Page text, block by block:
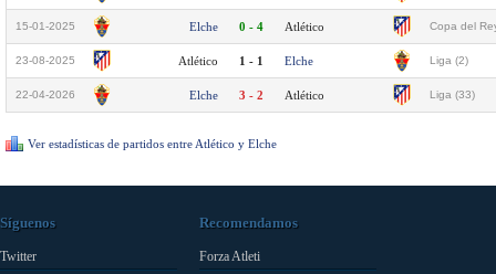
15-01-2025 Elche 0 - 4 Atlético Copa del
23-08-2025 Atlético 1 - 1 Elche Liga (2)
22-04-2026 Elche 3 - 2 Atlético Liga (33)
Ver estadísticas de partidos entre Atlético y Elche
Síguenos
Twitter
Recomendamos
Forza Atleti